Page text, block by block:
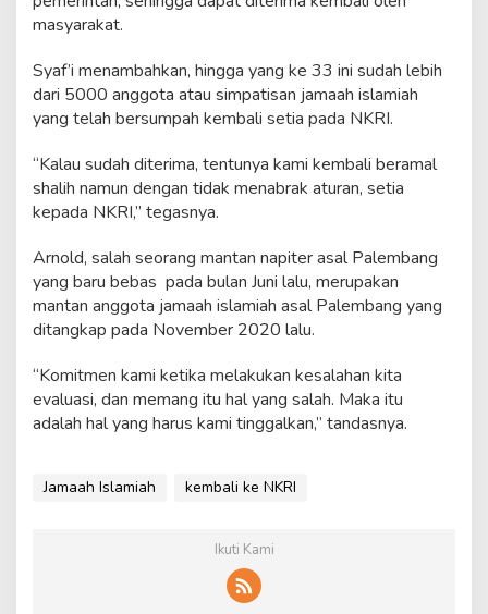
masyarakat.
Syaf’i menambahkan, hingga yang ke 33 ini sudah lebih
dari 5000 anggota atau simpatisan jamaah islamiah
yang telah bersumpah kembali setia pada NKRI.
“Kalau sudah diterima, tentunya kami kembali beramal
shalih namun dengan tidak menabrak aturan, setia
kepada NKRI,” tegasnya.
Arnold, salah seorang mantan napiter asal Palembang
yang baru bebas pada bulan Juni lalu, merupakan
mantan anggota jamaah islamiah asal Palembang yang
ditangkap pada November 2020 lalu.
“Komitmen kami ketika melakukan kesalahan kita
evaluasi, dan memang itu hal yang salah. Maka itu
adalah hal yang harus kami tinggalkan,” tandasnya.
Jamaah Islamiah kembali ke NKRI
Ikuti Kami